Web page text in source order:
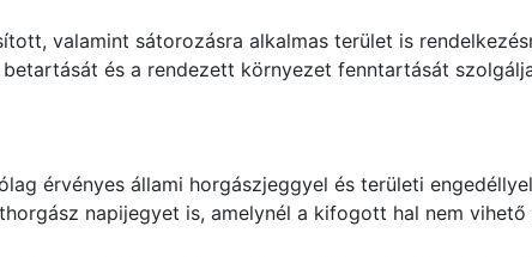
valamint sátorozásra alkalmas terület is
és a rendezett környezet fenntartását
érvényes állami horgászjeggyel és területi
napijegyet is, amelynél a kifogott hal nem vihető